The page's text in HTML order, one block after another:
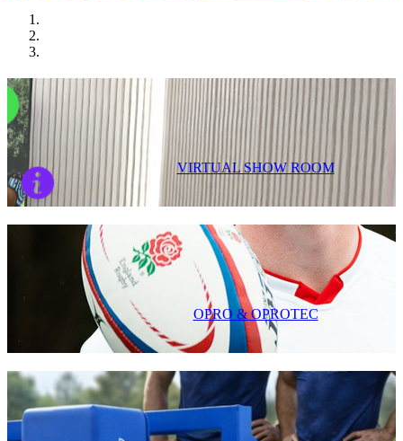
VIRTUAL SHOW ROOM
OPRO & OPROTEC